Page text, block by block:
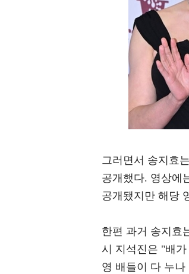
그러면서 송지효
공개했다. 영상에
공개됐지만 해당
한편 과거 송지효
시 지석진은 "배
영 배들이 다 누